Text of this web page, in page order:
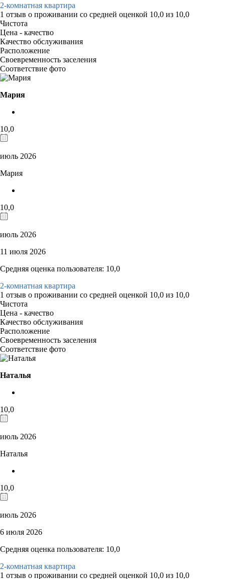
2-комнатная квартира
1 отзыв о проживании со средней оценкой 10,0 из 10,0
Чистота
Цена - качество
Качество обслуживания
Расположение
Своевременность заселения
Соответствие фото
Мария
10,0
июль 2026
Мария
10,0
июль 2026
11 июля 2026
Средняя оценка пользователя: 10,0
2-комнатная квартира
1 отзыв о проживании со средней оценкой 10,0 из 10,0
Чистота
Цена - качество
Качество обслуживания
Расположение
Своевременность заселения
Соответствие фото
Наталья
10,0
июль 2026
Наталья
10,0
июль 2026
6 июля 2026
Средняя оценка пользователя: 10,0
2-комнатная квартира
1 отзыв о проживании со средней оценкой 10,0 из 10,0